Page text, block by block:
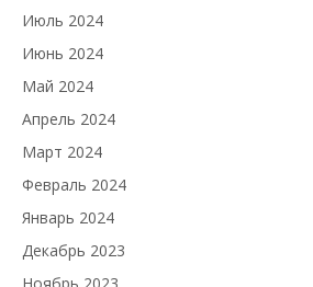
Июль 2024
Июнь 2024
Май 2024
Апрель 2024
Март 2024
Февраль 2024
Январь 2024
Декабрь 2023